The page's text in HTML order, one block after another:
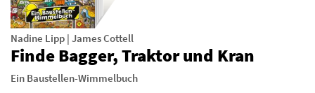
Nadine Lipp | James Cottell
Finde Bagger, Traktor und Kran
Ein Baustellen-Wimmelbuch